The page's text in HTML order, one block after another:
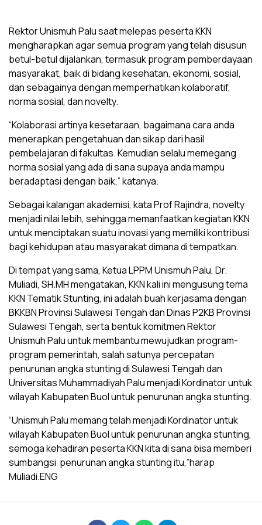
Rektor Unismuh Palu saat melepas peserta KKN
mengharapkan agar semua program yang telah disusun
betul-betul dijalankan, termasuk program pemberdayaan
masyarakat, baik di bidang kesehatan, ekonomi, sosial,
dan sebagainya dengan memperhatikan kolaboratif,
norma sosial, dan novelty.
“Kolaborasi artinya kesetaraan, bagaimana cara anda
menerapkan pengetahuan dan sikap dari hasil
pembelajaran di fakultas. Kemudian selalu memegang
norma sosial yang ada di sana supaya anda mampu
beradaptasi dengan baik,” katanya.
Sebagai kalangan akademisi, kata Prof Rajindra, novelty
menjadi nilai lebih, sehingga memanfaatkan kegiatan KKN
untuk menciptakan suatu inovasi yang memiliki kontribusi
bagi kehidupan atau masyarakat dimana di tempatkan.
Di tempat yang sama, Ketua LPPM Unismuh Palu, Dr.
Muliadi, SH.MH mengatakan, KKN kali ini mengusung tema
KKN Tematik Stunting, ini adalah buah kerjasama dengan
BKKBN Provinsi Sulawesi Tengah dan Dinas P2KB Provinsi
Sulawesi Tengah, serta bentuk komitmen Rektor
Unismuh Palu untuk membantu mewujudkan program-
program pemerintah, salah satunya percepatan
penurunan angka stunting di Sulawesi Tengah dan
Universitas Muhammadiyah Palu menjadi Kordinator untuk
wilayah Kabupaten Buol untuk penurunan angka stunting.
“Unismuh Palu memang telah menjadi Kordinator untuk
wilayah Kabupaten Buol untuk penurunan angka stunting,
semoga kehadiran peserta KKN kita di sana bisa memberi
sumbangsi penurunan angka stunting itu,”harap
Muliadi.ENG